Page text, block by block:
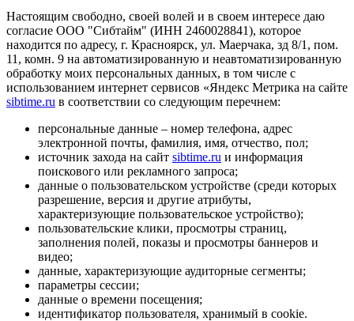
Настоящим свободно, своей волей и в своем интересе даю
согласие ООО "Сибтайм" (ИНН 2460028841), которое
находится по адресу, г. Красноярск, ул. Маерчака, зд 8/1, пом.
11, комн. 9 на автоматизированную и неавтоматизированную
обработку моих персональных данных, в том числе с
использованием интернет сервисов «Яндекс Метрика на сайте
sibtime.ru в соответствии со следующим перечнем:
персональные данные – номер телефона, адрес
электронной почты, фамилия, имя, отчество, пол;
источник захода на сайт sibtime.ru и информация
поискового или рекламного запроса;
данные о пользовательском устройстве (среди которых
разрешение, версия и другие атрибуты,
характеризующие пользовательское устройство);
пользовательские клики, просмотры страниц,
заполнения полей, показы и просмотры баннеров и
видео;
данные, характеризующие аудиторные сегменты;
параметры сессии;
данные о времени посещения;
идентификатор пользователя, хранимый в cookie.